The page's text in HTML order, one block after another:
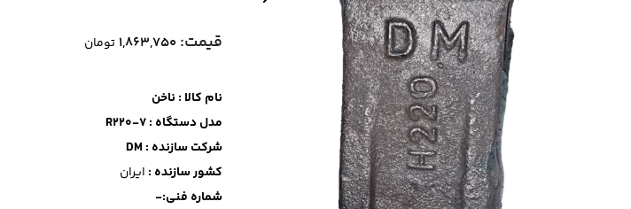
قیمت: ۱,۸۶۳,۷۵۰ تومان
نام کالا : ناخن
مدل دستگاه : R220-7
شرکت سازنده : DM
کشور سازنده : ایران
شماره فنی:-